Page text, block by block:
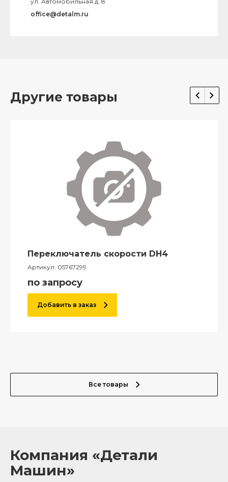
office@detalm.ru
Другие товары
Переключатель скорости DH4
Артикул: 05767299
по запросу
Добавить в заказ
Все товары
Компания «Детали
Машин»